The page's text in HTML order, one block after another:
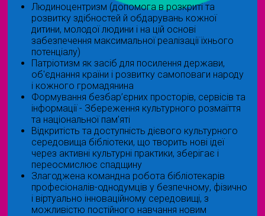
Людиноцентризм (допомога в розкриті та
розвитку здібностей й обдарувань кожної
дитини, молодої людини і на цій основі
забезпечення максимальної реалізації їхнього
потенціалу)
Патріотизм як засіб для посилення держави,
об'єднання країни і розвитку самоповаги народу
і кожного громадянина
Формування безбар’єрних просторів, сервісів та
інформації - Збереження культурного розмаїття
та національної пам’яті
Відкритість та доступність дієвого культурного
середовища бібліотеки, що творить нові ідеї
через активні культурні практики, зберігає і
переосмислює спадщину
Злагоджена командна робота бібліотекарів
професіоналів-однодумців у безпечному, фізично
і віртуально інноваційному середовищі, з
можливістю постійного навчання новим